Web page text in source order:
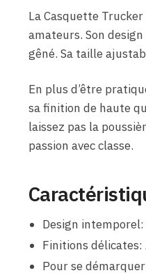
La Casquette
amateurs. Son
gêné. Sa taille
En plus d’être
sa finition de haute
laissez pas la
passion avec classe.
Design
Finitions
Pour se